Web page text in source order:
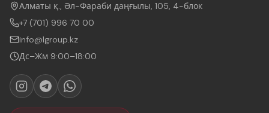
Алматы қ., Әл-Фараби даңғылы, 105, 4-блок
+7 (701) 996 70 00
info@lgroup.kz
Дс–Жм 9:00–18:00